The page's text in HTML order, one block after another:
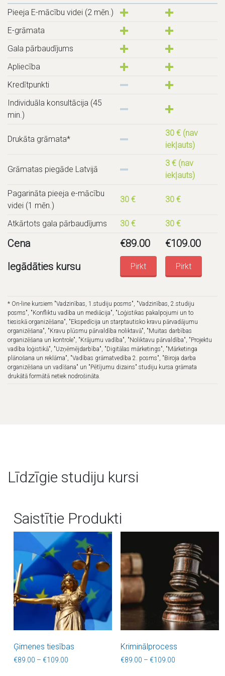
Pieeja E-mācību videi (2 mēn.)
E-grāmata
Gala pārbaudījums
Apliecība
Kredītpunkti
Individuāla konsultācija (45
min.)
Drukāta grāmata*
30 € (nav
iekļauts)
Grāmatas piegāde Latvijā
3 € (nav
iekļauts)
Pagarināta pieeja e-mācību
videi (1 mēn.)
30 € 30 €
Atkārtots gala pārbaudījums 30 € 30 €
Cena €89.00 €109.00
Iegādāties kursu
Pirkt Pirkt
* On-line kursiem "Vadzinības, 1.studiju posms", "Vadzinības, 2.studiju
posms", "Konfliktu vadība un mediācija", "Loģistikas pakalpojumi un to
tiesiskā organizēšana", "Ekspedīcija un starptautisko kravu pārvadājumu
organizēšana", "Kravu plūsmu pārvaldība noliktavā", "Muitas darbības
organizēšana un kontrole", "Krājumu vadība", "Noliktavu pārvaldība", "Projektu
vadība loģistikā", "Uzņēmējdarbība", "Digitālas mārketings", "Mārketinga
plānošana un reklāma", "Vadības grāmatvedība 2. posms", "Biroja darba
organizēšana un vadīšana" un "Pētījumu dizains" studiju kursa grāmata
drukātā formātā netiek nodrošināta.
Līdzīgie studiju kursi
Saistītie Produkti
Ģimenes tiesības
€89.00 – €109.00 Price range: €89.00 through €109.00
Kriminālprocess
€89.00 – €109.00Price range: